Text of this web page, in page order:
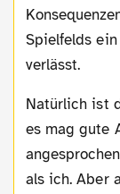
Spielfelds
verlässt.
Natürlich ist das meine Einordnung der Dinge, und
es mag gute
als ich. Aber